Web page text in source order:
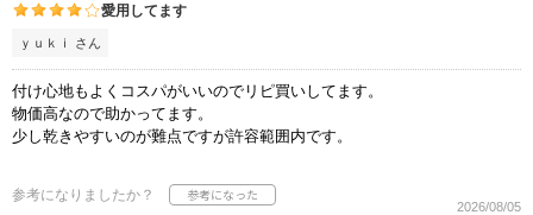
愛用してます
ｙｕｋｉ さん
付け心地もよくコスパがいいのでリピ買いしてます。
物価高なので助かってます。
少し乾きやすいのが難点ですが許容範囲内です。
参考になりましたか？
2026/08/05